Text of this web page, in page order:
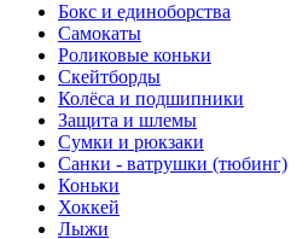
Бокс и единоборства
Самокаты
Роликовые коньки
Скейтборды
Колёса и подшипники
Защита и шлемы
Сумки и рюкзаки
Санки - ватрушки (тюбинг)
Коньки
Хоккей
Лыжи